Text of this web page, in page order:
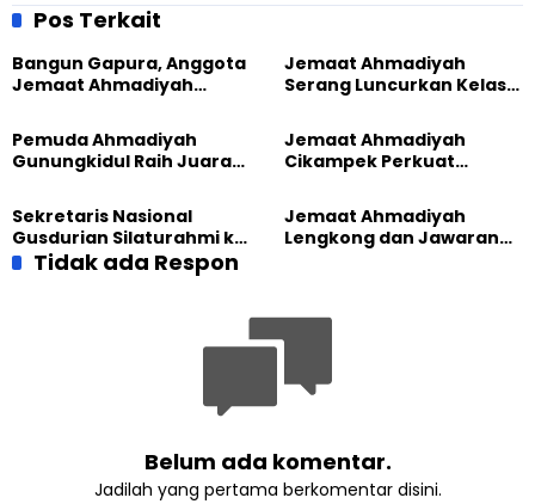
Remaja 2018
Revitalisasi Tradisi di
Pos Terkait
Bangun Gapura, Anggota
Jemaat Ahmadiyah
Sambut HUT RI ke-81
Jemaat Ahmadiyah
Serang Luncurkan Kelas
Generasi Unggul
Pemuda Ahmadiyah
Gunungkidul Raih Juara
Jemaat Ahmadiyah
Cikampek Perkuat
Lewat Pengajian
Gabungan
Sekretaris Nasional
Gusdurian Silaturahmi ke
Jemaat Ahmadiyah
Singaparna, Perkuat Nilai
Jemaat Ahmadiyah
Lengkong dan Jawaran
Tidak ada Respon
Belum ada komentar.
Jadilah yang pertama berkomentar disini.